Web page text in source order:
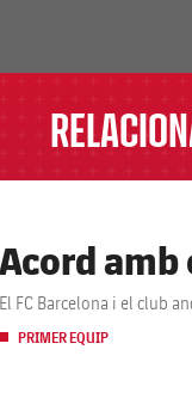
Acord amb
El FC Barcelona i el club
PRIMER EQUIP